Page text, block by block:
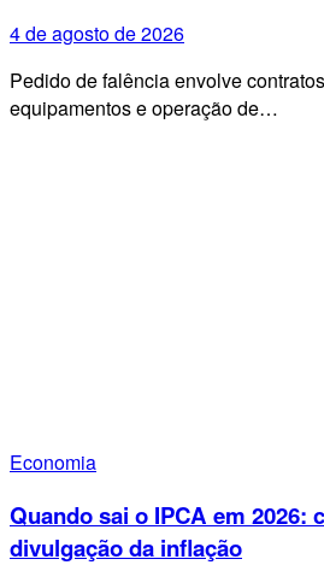
4 de agosto de 2026
Pedido de falência envolve
equipamentos e operação de…
Economia
Quando sai o IPCA em 2026:
divulgação da inflação